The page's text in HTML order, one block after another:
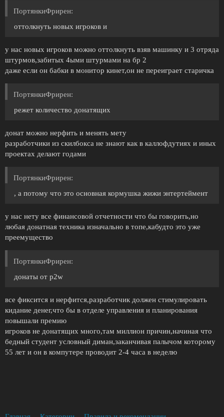
ПортянкиФрирен:
оттолкнуть новых игроков и
у нас новых игроков можно оттолкнуть взяв машинку и 3 отряда
штурмов,забитых 4ыми штурмами на бр 2
даже если он бабки в монитор кинет,он не переиграет старичка
ПортянкиФрирен:
режет количество донатящих
донат можно нерфить и менять мету
разработчики из скилбокса не знают как в каллофдутиях и иных
проектах делают годами
ПортянкиФрирен:
, а потому что это основная кормушка жижи энтертеймент
у нас нету все финансовой отчетности что бы говорить,но
любая донатная техника изначально в топе,кабудто это уже
преемущество
ПортянкиФрирен:
донаты от p2w
все фиксится и нерфится,разработчик должен стимулировать
кидание денег,что бы в отделе управления и планирования
повышали премию
игроков не донатящих много,там миллион причин,начиная что
бедный студент условный диман,заканчивая палычом которому
55 лет и он в компутере проводит 2-4 часа в неделю